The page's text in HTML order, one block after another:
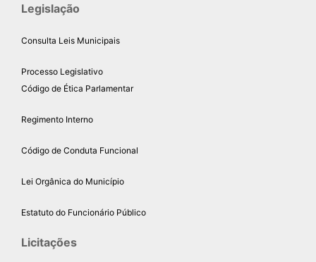
Legislação
Consulta Leis Municipais
Processo Legislativo
Código de Ética Parlamentar
Regimento Interno
Código de Conduta Funcional
Lei Orgânica do Município
Estatuto do Funcionário Público
Licitações